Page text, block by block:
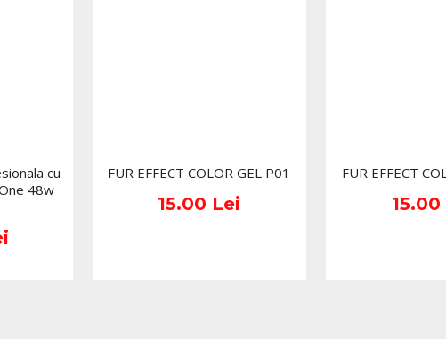
cu
48w
FUR EFFECT COLOR GEL P01
15.00 Lei
FUR EFFECT